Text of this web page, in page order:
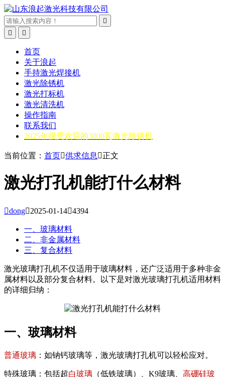



首页
关于浪起
手持激光焊接机
激光除锈机
激光打标机
激光清洗机
操作指南
联系我们
2025年很受欢迎的3000瓦激光除锈机
当前位置： 首页供求信息 正文
激光打孔机能打什么材料
dong2025-01-144394
一、玻璃材料
二、非金属材料
三、复合材料
激光玻璃打孔机不仅适用于玻璃材料，还广泛适用于多种非金
属材料以及部分复合材料。以下是对激光玻璃打孔机适用材料
的详细归纳：
一、玻璃材料
普通玻璃 ：如钠钙玻璃等，激光玻璃打孔机可以轻松应对。
特殊玻璃：包括超白玻璃 （低铁玻璃）、K9玻璃、 高硼硅玻